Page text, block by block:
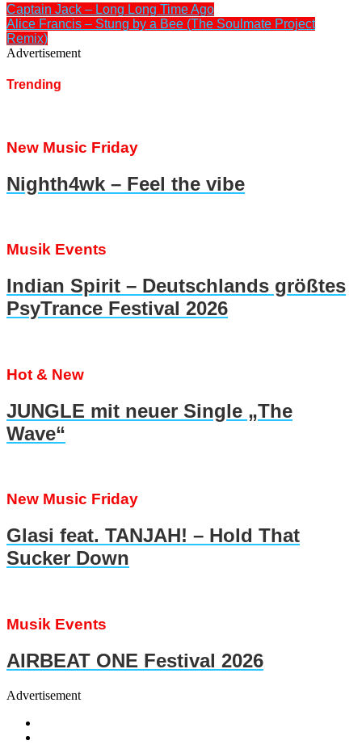
Captain Jack – Long Long Time Ago
Alice Francis – Stung by a Bee (The Soulmate Project
Remix)
Advertisement
Trending
New Music Friday
Nighth4wk – Feel the vibe
Musik Events
Indian Spirit – Deutschlands größtes
PsyTrance Festival 2026
Hot & New
JUNGLE mit neuer Single „The
Wave“
New Music Friday
Glasi feat. TANJAH! – Hold That
Sucker Down
Musik Events
AIRBEAT ONE Festival 2026
Advertisement